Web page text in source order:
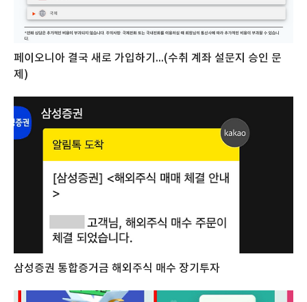
페이오니아 결국 새로 가입하기...(수취 계좌 설문지 승인 문
제)
삼성증권 통합증거금 해외주식 매수 장기투자